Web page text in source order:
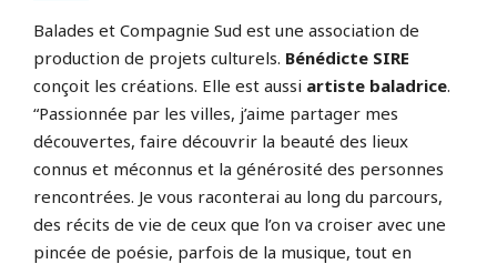
Balades et Compagnie Sud est une association de
production de projets culturels. Bénédicte SIRE
conçoit les créations. Elle est aussi artiste baladrice.
“Passionnée par les villes, j’aime partager mes
découvertes, faire découvrir la beauté des lieux
connus et méconnus et la générosité des personnes
rencontrées. Je vous raconterai au long du parcours,
des récits de vie de ceux que l’on va croiser avec une
pincée de poésie, parfois de la musique, tout en